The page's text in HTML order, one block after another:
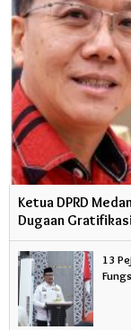
Ketua DPRD
Dugaan
13